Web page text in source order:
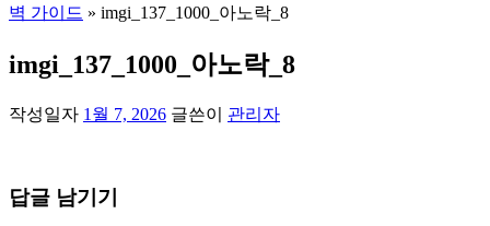
벽 가이드 » imgi_137_1000_아노락_8
imgi_137_1000_아노락_8
작성일자 1월 7, 2026 글쓴이 관리자
답글 남기기